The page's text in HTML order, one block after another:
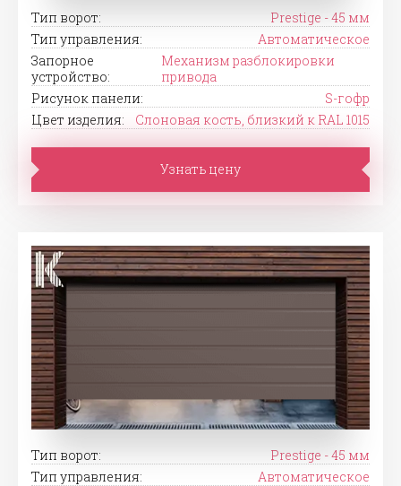
Тип ворот:
Prestige - 45 мм
Тип управления:
Автоматическое
Запорное
устройство:
Механизм разблокировки
привода
Рисунок панели:
S-гофр
Цвет изделия:
Слоновая кость, близкий к RAL 1015
Узнать цену
Тип ворот:
Prestige - 45 мм
Тип управления:
Автоматическое